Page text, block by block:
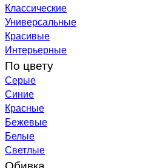
Классические
Универсальные
Красивые
Интерьерные
По цвету
Серые
Синие
Красные
Бежевые
Белые
Светлые
Обивка